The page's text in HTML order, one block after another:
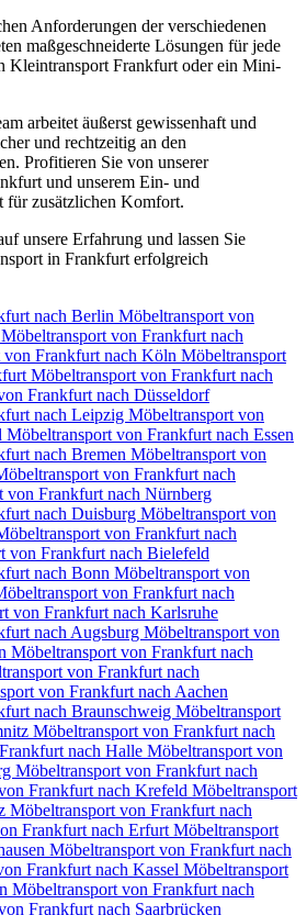
Anforderungen der verschiedenen
maßgeschneiderte Lösungen für jede
Kleintransport Frankfurt oder ein Mini-
arbeitet äußerst gewissenhaft und
und rechtzeitig an den
Profitieren Sie von unserer
und unserem Ein- und
für zusätzlichen Komfort.
unsere Erfahrung und lassen Sie
in Frankfurt erfolgreich
nach Berlin Möbeltransport von
Möbeltransport von Frankfurt nach
von Frankfurt nach Köln Möbeltransport
Möbeltransport von Frankfurt nach
Frankfurt nach Düsseldorf
nach Leipzig Möbeltransport von
Möbeltransport von Frankfurt nach Essen
nach Bremen Möbeltransport von
von Frankfurt nach
von Frankfurt nach Nürnberg
nach Duisburg Möbeltransport von
von Frankfurt nach
von Frankfurt nach Bielefeld
nach Bonn Möbeltransport von
von Frankfurt nach
von Frankfurt nach Karlsruhe
nach Augsburg Möbeltransport von
Möbeltransport von Frankfurt nach
von Frankfurt nach
von Frankfurt nach Aachen
nach Braunschweig Möbeltransport
Möbeltransport von Frankfurt nach
nach Halle Möbeltransport von
Möbeltransport von Frankfurt nach
Frankfurt nach Krefeld Möbeltransport
Möbeltransport von Frankfurt nach
Frankfurt nach ErfurtMöbeltransport
Möbeltransport von Frankfurt nach
Frankfurt nach Kassel Möbeltransport
Möbeltransport von Frankfurt nach
Frankfurt nach Saarbrücken